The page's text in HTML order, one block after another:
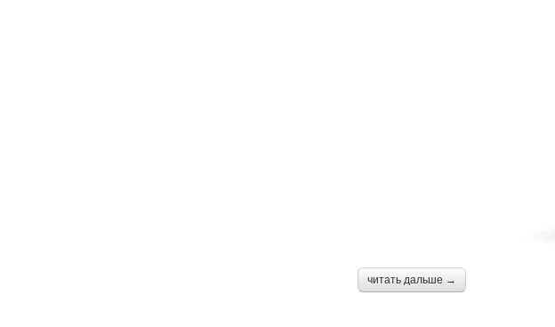
читать дальше →